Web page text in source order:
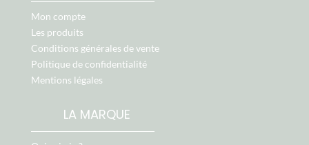
Mon compte
Les produits
Conditions générales de vente
Politique de confidentialité
Mentions légales
LA MARQUE